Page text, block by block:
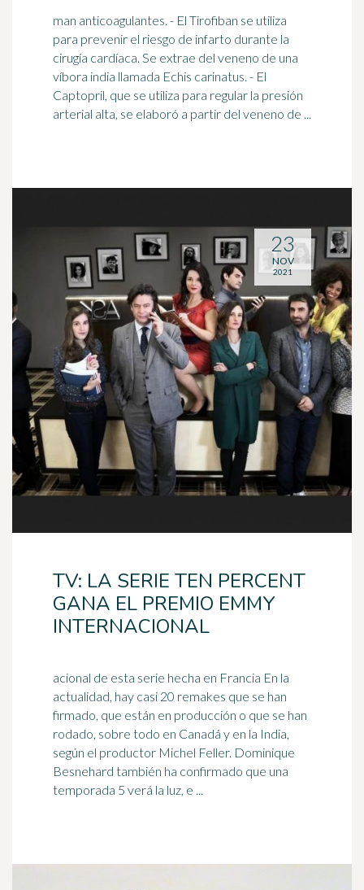
man anticoagulantes. - El Tirofiban se utiliza
para prevenir el riesgo de infarto durante la
cirugía cardíaca. Se extrae del veneno de una
víbora india llamada Echis carinatus. - El
Captopril, que se utiliza para regular la presión
arterial alta, se elaboró a partir del veneno de ...
TV: LA SERIE TEN PERCENT
GANA EL PREMIO EMMY
INTERNACIONAL
acional de esta serie hecha en Francia En la
actualidad, hay casi 20 remakes que se han
firmado, que están en producción o que se han
rodado, sobre todo en Canadá y en la India,
según el productor Michel Feller. Dominique
Besnehard también ha confirmado que una
temporada 5 verá la luz, e ...
23
NOV
2021